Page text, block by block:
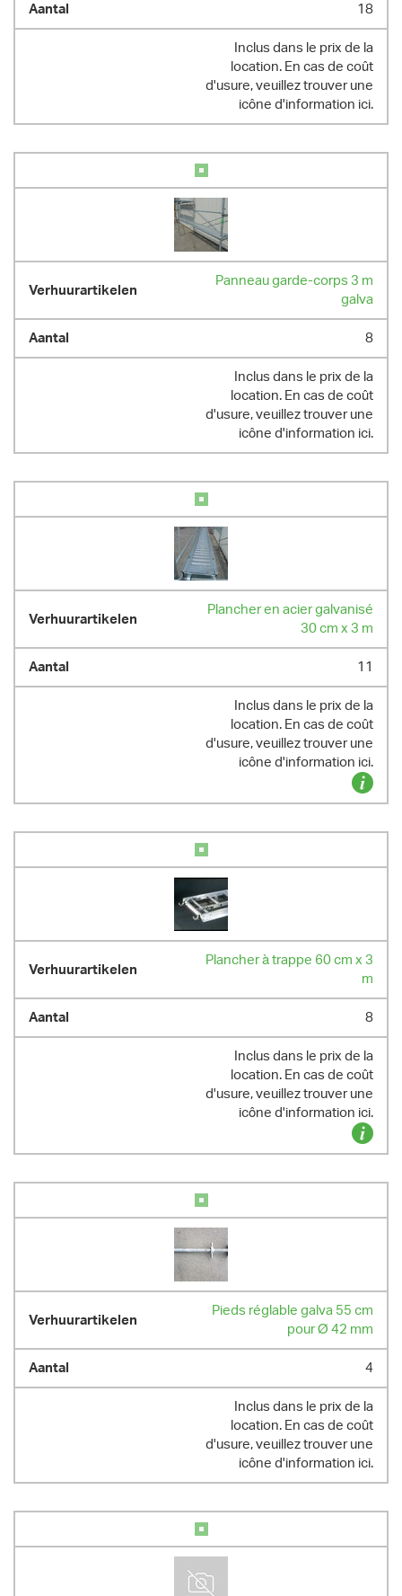
18
Inclus dans le prix de la
location. En cas de coût
d'usure, veuillez trouver une
icône d'information ici.
Panneau garde-corps 3 m
galva
8
Inclus dans le prix de la
location. En cas de coût
d'usure, veuillez trouver une
icône d'information ici.
Plancher en acier galvanisé
30 cm x 3 m
11
Inclus dans le prix de la
location. En cas de coût
d'usure, veuillez trouver une
icône d'information ici.
Plancher à trappe 60 cm x 3
m
8
Inclus dans le prix de la
location. En cas de coût
d'usure, veuillez trouver une
icône d'information ici.
Pieds réglable galva 55 cm
pour Ø 42 mm
4
Inclus dans le prix de la
location. En cas de coût
d'usure, veuillez trouver une
icône d'information ici.